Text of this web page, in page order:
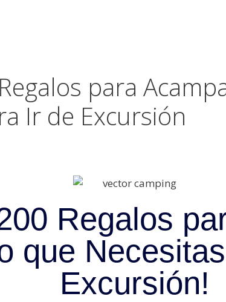
para
Ir de Excursión
Regalos
que
Excursión!